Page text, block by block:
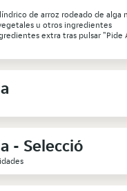
de arroz rodeado de alga
u otros ingredientes
extra tras pulsar "Pide
- Selecció